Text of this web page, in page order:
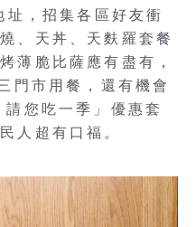
，招集各區好友衝
、天丼、天麩羅套餐
薄脆比薩應有盡有，
門市用餐，還有機會
您吃一季」優惠套
人超有口福。